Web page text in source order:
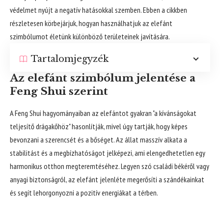
védelmet nyújt a negatív hatásokkal szemben. Ebben a cikkben
részletesen körbejárjuk, hogyan használhatjuk az elefánt
szimbólumot életünk különböző területeinek javítására.
Tartalomjegyzék
Az elefánt szimbólum jelentése a
Feng Shui szerint
A Feng Shui hagyományaiban az elefántot gyakran "a kívánságokat
teljesítő drágakőhöz" hasonlítják, mivel úgy tartják, hogy képes
bevonzani a szerencsét és a bőséget. Az állat masszív alkata a
stabilitást és a megbízhatóságot jelképezi, ami elengedhetetlen egy
harmonikus otthon megteremtéséhez. Legyen szó családi békéről vagy
anyagi biztonságról, az elefánt jelenléte megerősíti a szándékainkat
és segít lehorgonyozni a pozitív energiákat a térben.